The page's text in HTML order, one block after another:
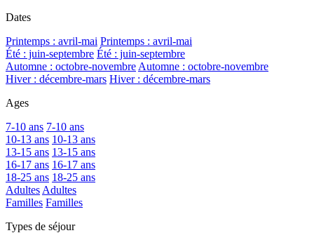
Dates
Printemps : avril-mai Printemps : avril-mai
Été : juin-septembre Été : juin-septembre
Automne : octobre-novembre Automne : octobre-novembre
Hiver : décembre-mars Hiver : décembre-mars
Ages
7-10 ans 7-10 ans
10-13 ans 10-13 ans
13-15 ans 13-15 ans
16-17 ans 16-17 ans
18-25 ans 18-25 ans
Adultes Adultes
Familles Familles
Types de séjour